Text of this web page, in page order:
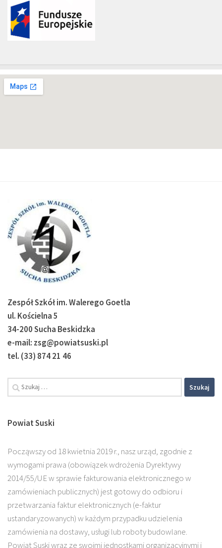
Zespół Szkół im. Walerego Goetla
ul. Kościelna 5
34-200 Sucha Beskidzka
e-mail: zsg@powiatsuski.pl
tel. (33) 874 21 46
Szukaj:
Powiat Suski
Począwszy od 18 kwietnia 2019 r., nasz urząd, zgodnie z
wymogami prawa (obowiązek wdrożenia Dyrektywy
2014/55/UE w sprawie fakturowania elektronicznego w
zamówieniach publicznych) jest gotowy do odbioru i
przetwarzania faktur elektronicznych (e-faktur
ustandaryzowanych) w każdym przypadku udzielenia
zamówienia na dostawy, usługi lub roboty budowlane.
Powiat Suski wraz ze swoimi jednostkami organizacyjnymi i